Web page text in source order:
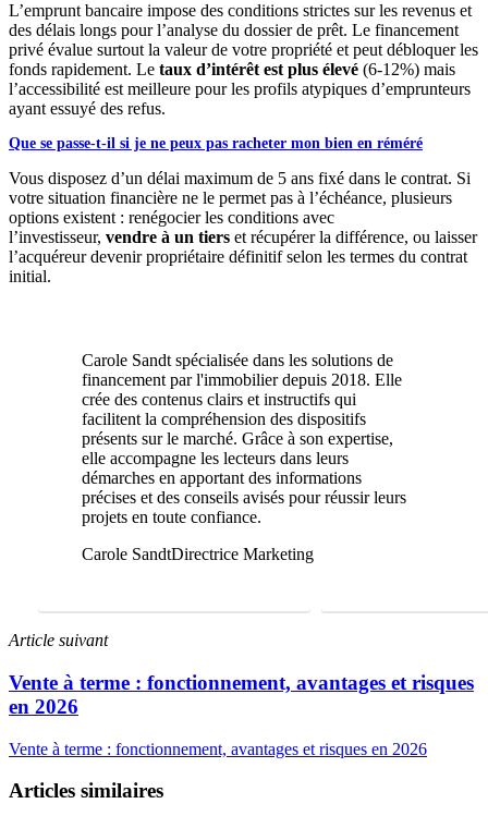
L’emprunt bancaire impose des conditions strictes sur les revenus et
des délais longs pour l’analyse du dossier de prêt. Le financement
privé évalue surtout la valeur de votre propriété et peut débloquer les
fonds rapidement. Le taux d’intérêt est plus élevé (6-12%) mais
l’accessibilité est meilleure pour les profils atypiques d’emprunteurs
ayant essuyé des refus.
Que se passe-t-il si je ne peux pas racheter mon bien en réméré
Vous disposez d’un délai maximum de 5 ans fixé dans le contrat. Si
votre situation financière ne le permet pas à l’échéance, plusieurs
options existent : renégocier les conditions avec
l’investisseur, vendre à un tiers et récupérer la différence, ou laisser
l’acquéreur devenir propriétaire définitif selon les termes du contrat
initial.
Carole Sandt spécialisée dans les solutions de
financement par l'immobilier depuis 2018. Elle
crée des contenus clairs et instructifs qui
facilitent la compréhension des dispositifs
présents sur le marché. Grâce à son expertise,
elle accompagne les lecteurs dans leurs
démarches en apportant des informations
précises et des conseils avisés pour réussir leurs
projets en toute confiance.
Carole SandtDirectrice Marketing
Article suivant
Vente à terme : fonctionnement, avantages et risques
en 2026
Vente à terme : fonctionnement, avantages et risques en 2026
Articles similaires